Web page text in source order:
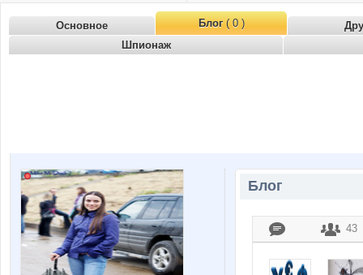
Основное Блог( 0 )
Шпионаж
Блог
43